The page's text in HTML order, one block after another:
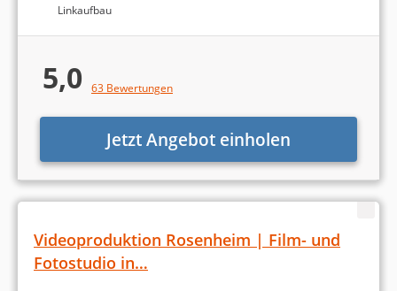
Linkaufbau
5,0 63 Bewertungen
Jetzt Angebot einholen
Videoproduktion Rosenheim | Film- und
Fotostudio in…